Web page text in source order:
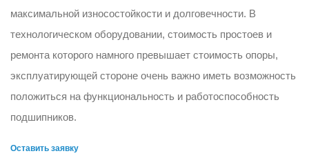
максимальной износостойкости и долговечности. В
технологическом оборудовании, стоимость простоев и
ремонта которого намного превышает стоимость опоры,
эксплуатирующей стороне очень важно иметь возможность
положиться на функциональность и работоспособность
подшипников.
Оставить заявку